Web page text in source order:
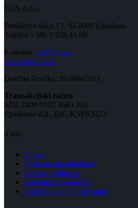
CGS d.o.o.
Brnčičeva ulica 13, SI-1000 Ljubljana
Telefon +386 1 530 11 00
E-naslov info@cgs.si
www.cgsplus.si
Davčna številka: SI 66667011
Transakcijski račun
SI56 3400 0102 3683 365
Sparkasse d.d., BIC KSPKSI22
O NAS
O nas
Podpora uporabnikom
Servisni zahtevek
Zasebnost in piškotki
Splošni pogoji poslovanja